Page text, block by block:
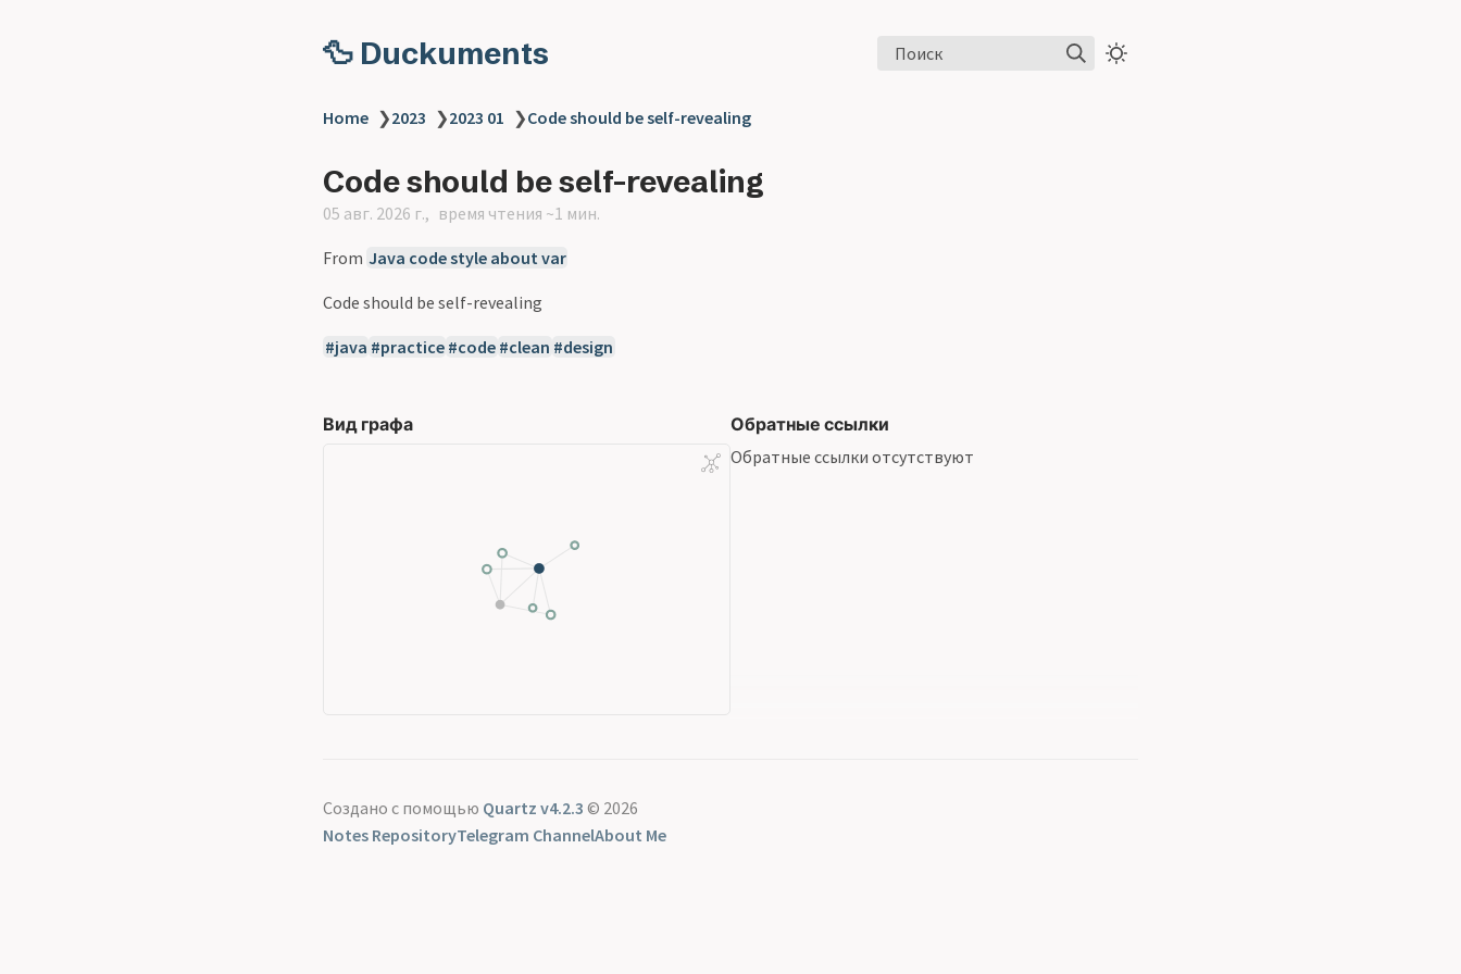
🦆 Duckuments Поиск
Home ❯2023 ❯2023 01 ❯Code should be self-revealing
Code should be self-revealing
05 авг. 2026 г. время чтения ~1 мин.
From Java code style about var
Code should be self-revealing
java practice code clean design
Вид графа
Обратные ссылки
Обратные ссылки отсутствуют
Создано с помощью Quartz v4.2.3 © 2026
Notes RepositoryTelegram ChannelAbout Me